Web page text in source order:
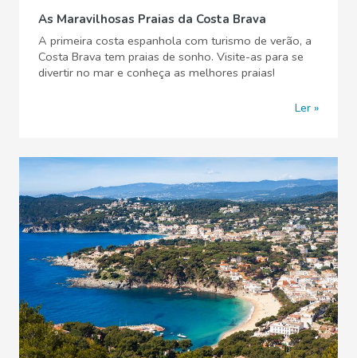
As Maravilhosas Praias da Costa Brava
A primeira costa espanhola com turismo de verão, a
Costa Brava tem praias de sonho. Visite-as para se
divertir no mar e conheça as melhores praias!
Ler